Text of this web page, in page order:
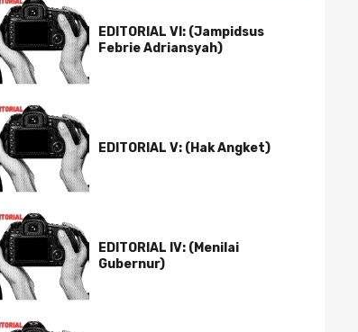
EDITORIAL VI: (Jampidsus
Febrie Adriansyah)
EDITORIAL V: (Hak Angket)
EDITORIAL IV: (Menilai
Gubernur)